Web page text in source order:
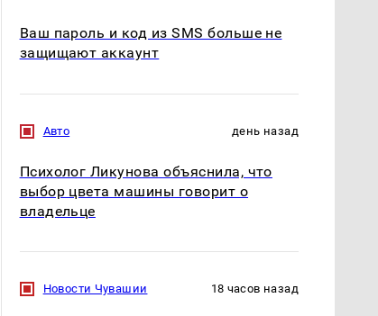
Ваш пароль и код из SMS больше не
защищают аккаунт
Авто день назад
Психолог Ликунова объяснила, что
выбор цвета машины говорит о
владельце
Новости Чувашии 18 часов назад